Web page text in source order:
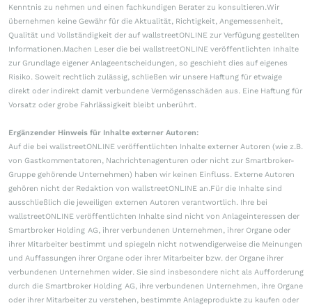
Kenntnis zu nehmen und einen fachkundigen Berater zu konsultieren.Wir
übernehmen keine Gewähr für die Aktualität, Richtigkeit, Angemessenheit,
Qualität und Vollständigkeit der auf wallstreetONLINE zur Verfügung gestellten
Informationen.Machen Leser die bei wallstreetONLINE veröffentlichten Inhalte
zur Grundlage eigener Anlageentscheidungen, so geschieht dies auf eigenes
Risiko. Soweit rechtlich zulässig, schließen wir unsere Haftung für etwaige
direkt oder indirekt damit verbundene Vermögensschäden aus. Eine Haftung für
Vorsatz oder grobe Fahrlässigkeit bleibt unberührt.
Ergänzender Hinweis für Inhalte externer Autoren:
Auf die bei wallstreetONLINE veröffentlichten Inhalte externer Autoren (wie z.B.
von Gastkommentatoren, Nachrichtenagenturen oder nicht zur Smartbroker-
Gruppe gehörende Unternehmen) haben wir keinen Einfluss. Externe Autoren
gehören nicht der Redaktion von wallstreetONLINE an.Für die Inhalte sind
ausschließlich die jeweiligen externen Autoren verantwortlich. Ihre bei
wallstreetONLINE veröffentlichten Inhalte sind nicht von Anlageinteressen der
Smartbroker Holding AG, ihrer verbundenen Unternehmen, ihrer Organe oder
ihrer Mitarbeiter bestimmt und spiegeln nicht notwendigerweise die Meinungen
und Auffassungen ihrer Organe oder ihrer Mitarbeiter bzw. der Organe ihrer
verbundenen Unternehmen wider. Sie sind insbesondere nicht als Aufforderung
durch die Smartbroker Holding AG, ihre verbundenen Unternehmen, ihre Organe
oder ihrer Mitarbeiter zu verstehen, bestimmte Anlageprodukte zu kaufen oder